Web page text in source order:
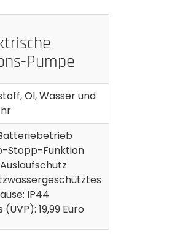
Pumpe
Öl, Wasser und
Stopp-Funktion
IP44
(UVP): 19,99 Euro